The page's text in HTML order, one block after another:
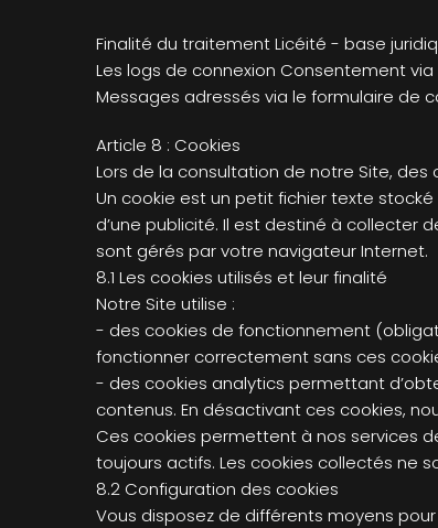
Finalité du traitement Licéité - base
Les logs de connexion Consentement
Messages adressés via le formulaire
Article 8 : Cookies
Lors de la consultation de notre Site,
Un cookie est un petit fichier texte
d’une publicité. Il est destiné à collecter
sont gérés par votre navigateur Internet.
8.1 Les cookies utilisés et leur finalité
Notre Site utilise :
- des cookies de fonctionnement
fonctionner correctement sans ces
- des cookies analytics permettant
contenus. En désactivant ces cookies,
Ces cookies permettent à nos services
toujours actifs. Les cookies collectés ne
8.2 Configuration des cookies
Vous disposez de différents moyens